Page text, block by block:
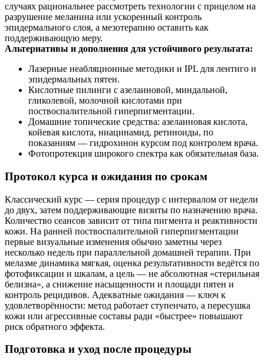
случаях рациональнее рассмотреть технологии с прицелом на
разрушение меланина или ускоренный контроль
эпидермального слоя, а мезотерапию оставить как
поддерживающую меру.
Альтернативы и дополнения для устойчивого результата:
Лазерные неабляционные методики и IPL для лентиго и
эпидермальных пятен.
Кислотные пилинги с азелаиновой, миндальной,
гликолевой, молочной кислотами при
поствоспалительной гиперпигментации.
Домашние топические средства: азелаиновая кислота,
койевая кислота, ниацинамид, ретиноиды, по
показаниям — гидрохинон курсом под контролем врача.
Фотопротекция широкого спектра как обязательная база.
Протокол курса и ожидания по срокам
Классический курс — серия процедур с интервалом от недели
до двух, затем поддерживающие визиты по назначению врача.
Количество сеансов зависит от типа пигмента и реактивности
кожи. На ранней поствоспалительной гиперпигментации
первые визуальные изменения обычно заметны через
несколько недель при параллельной домашней терапии. При
мелазме динамика мягкая, оценка результативности ведётся по
фотофиксации и шкалам, а цель — не абсолютная «стерильная
белизна», а снижение насыщенности и площади пятен и
контроль рецидивов. Адекватные ожидания — ключ к
удовлетворённости: метод работает ступенчато, а пересушка
кожи или агрессивные составы ради «быстрее» повышают
риск обратного эффекта.
Подготовка и уход после процедуры